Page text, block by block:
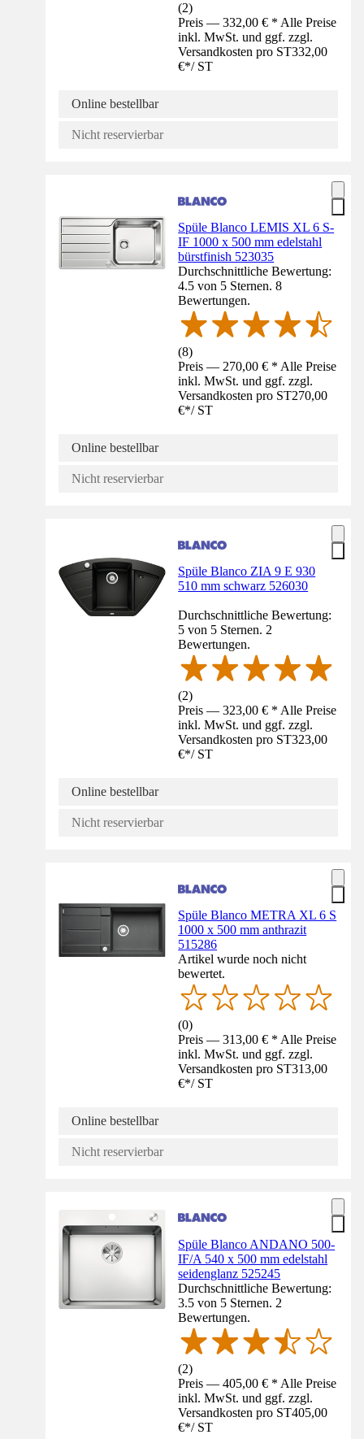
(2)
Preis — 332,00 € * Alle Preise
inkl. MwSt. und ggf. zzgl.
Versandkosten pro ST332,00
€*/ ST
Online bestellbar
Nicht reservierbar
Spüle Blanco LEMIS XL 6 S-
IF 1000 x 500 mm edelstahl
bürstfinish 523035
Durchschnittliche Bewertung:
4.5 von 5 Sternen. 8
Bewertungen.
(8)
Preis — 270,00 € * Alle Preise
inkl. MwSt. und ggf. zzgl.
Versandkosten pro ST270,00
€*/ ST
Online bestellbar
Nicht reservierbar
Spüle Blanco ZIA 9 E 930
510 mm schwarz 526030
Durchschnittliche Bewertung:
5 von 5 Sternen. 2
Bewertungen.
(2)
Preis — 323,00 € * Alle Preise
inkl. MwSt. und ggf. zzgl.
Versandkosten pro ST323,00
€*/ ST
Online bestellbar
Nicht reservierbar
Spüle Blanco METRA XL 6 S
1000 x 500 mm anthrazit
515286
Artikel wurde noch nicht
bewertet.
(0)
Preis — 313,00 € * Alle Preise
inkl. MwSt. und ggf. zzgl.
Versandkosten pro ST313,00
€*/ ST
Online bestellbar
Nicht reservierbar
Spüle Blanco ANDANO 500-
IF/A 540 x 500 mm edelstahl
seidenglanz 525245
Durchschnittliche Bewertung:
3.5 von 5 Sternen. 2
Bewertungen.
(2)
Preis — 405,00 € * Alle Preise
inkl. MwSt. und ggf. zzgl.
Versandkosten pro ST405,00
€*/ ST